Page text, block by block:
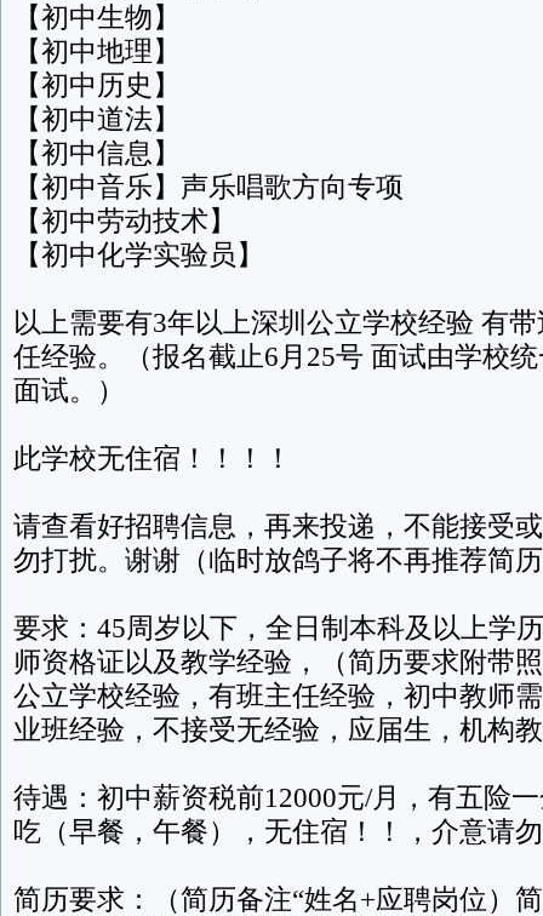
【初中生物】
【初中地理】
【初中历史】
【初中道法】
【初中信息】
【初中音乐】声乐唱歌方向专项
【初中劳动技术】
【初中化学实验员】
以上需要有3年以上深圳公立学校经验 有
任经验。（报名截止6月25号 面试由学校
面试。）
此学校无住宿！！！！
请查看好招聘信息，再来投递，不能接受
勿打扰。谢谢（临时放鸽子将不再推荐简
要求：45周岁以下，全日制本科及以上学
师资格证以及教学经验，（简历要求附带
公立学校经验，有班主任经验，初中教师
业班经验，不接受无经验，应届生，机构
待遇：初中薪资税前12000元/月，有五险
吃（早餐，午餐），无住宿！！，介意请
简历要求：（简历备注“姓名+应聘岗位）